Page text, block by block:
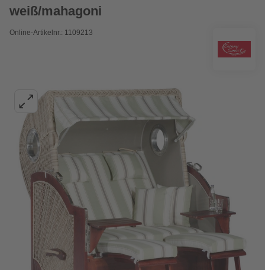
weiß/mahagoni
Online-Artikelnr.: 1109213